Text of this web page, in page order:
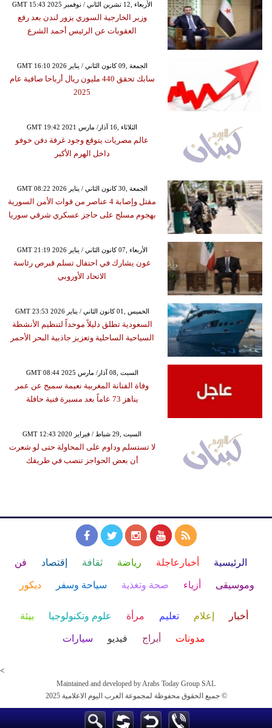
GMT 15:43 2025 الأربعاء ,12 تشرين الثاني / نوفمبر
وزير الخارجية السوري يزور لندن بعد رفع
العقوبات عن الرئيس أحمد الشرع
GMT 16:10 2026 الجمعة ,09 كانون الثاني / يناير
سابك تحقق 440 مليون ريال أرباحا صافية عام
2025
GMT 19:42 2021 الثلاثاء ,16 آذار/ مارس
عالم مصريات يتوقع وجود غرفة دفن خوفو
داخل الهرم الأكبر
GMT 08:22 2026 الجمعة ,30 كانون الثاني / يناير
مقتل وإصابة 4 عناصر من قوات الأمن السورية
بهجوم مسلح على حاجز عسكري شرقي سوريا
GMT 21:19 2026 الأربعاء ,07 كانون الثاني / يناير
عون يشارك في احتفال تسلم قبرص رئاسة
الاتحاد الأوروبي
GMT 23:53 2026 الخميس ,01 كانون الثاني / يناير
السعودية تطلق دليلاً موحداً لتنظيم الأنشطة
السياحية الساحلية وتعزيز جاذبية البحر الأحمر
GMT 08:44 2025 السبت ,08 آذار/ مارس
وفاة الفنانة المغربية نعيمة سميح عن عمر
يناهز 73 عاماً بعد مسيرة فنية حافلة
GMT 12:43 2020 السبت ,29 شباط / فبراير
لا تستسلم وداوم على المحاولة حتى لو شعرت
أن بعض الحواجز تنصب في طريقك
الرئيسية أخبارعاجلة رياضة ثقافة إقتصاد فن
وموسيقى أزياء صحة وتغذية سياحة وسفر ديكور
أخبار إعلام تعليم مرأة علوم وتكنولوجيا بيئة
مدونات أبراج فيديو سيارات
<
Maintained and developed by Arabs Today Group SAL
جميع الحقوق محفوظة لمجموعة العرب اليوم الاعلامية 2025 ©